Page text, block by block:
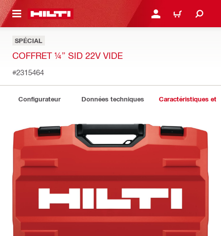
CONTENT CONNEXION OU
PANIER
SPÉCIAL
COFFRET ¼” SID 22V VIDE
#2315464
Configurateur Données techniques Caractéristiques et